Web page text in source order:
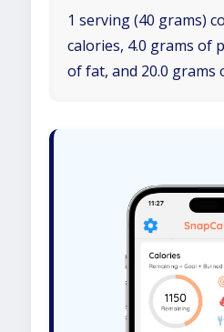
1 serving (40 grams)
calories, 4.0 grams of
of fat, and 20.0 grams